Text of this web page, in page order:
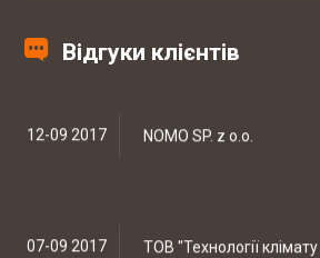
Відгуки клієнтів
12-09 2017 NOMO SP. z o.o.
07-09 2017
ТОВ "Технології
законодавства можуть
позапланових податкових